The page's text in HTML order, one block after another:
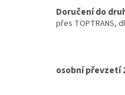
Doručení do
přes TOPTRANS,
osobní převzetí